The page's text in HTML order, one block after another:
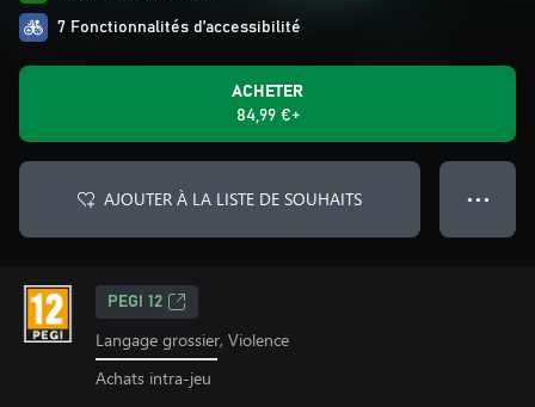
7 Fonctionnalités d’accessibilité
ACHETER
84,99 €+
AJOUTER À LA LISTE DE SOUHAITS ● ● ●
PEGI 12
Langage grossier, Violence
Achats intra-jeu